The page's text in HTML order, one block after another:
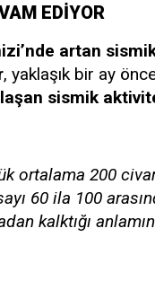
EDİYOR
artan
, yaklaşık bir ay
sismik
ortalama 200
60 ila 100
kalktığı